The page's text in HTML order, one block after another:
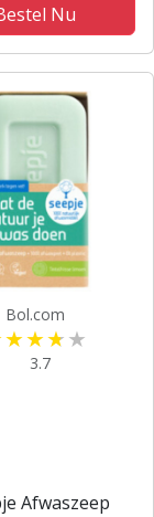
Nu
Bol.com
3.7
Afwaszeep